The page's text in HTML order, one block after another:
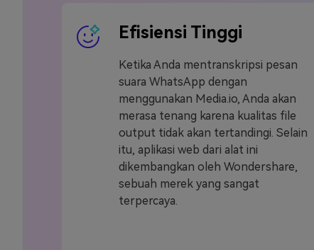
Efisiensi Tinggi
Ketika Anda mentranskripsi pesan
suara WhatsApp dengan
menggunakan Media.io, Anda akan
merasa tenang karena kualitas file
output tidak akan tertandingi. Selain
itu, aplikasi web dari alat ini
dikembangkan oleh Wondershare,
sebuah merek yang sangat
terpercaya.